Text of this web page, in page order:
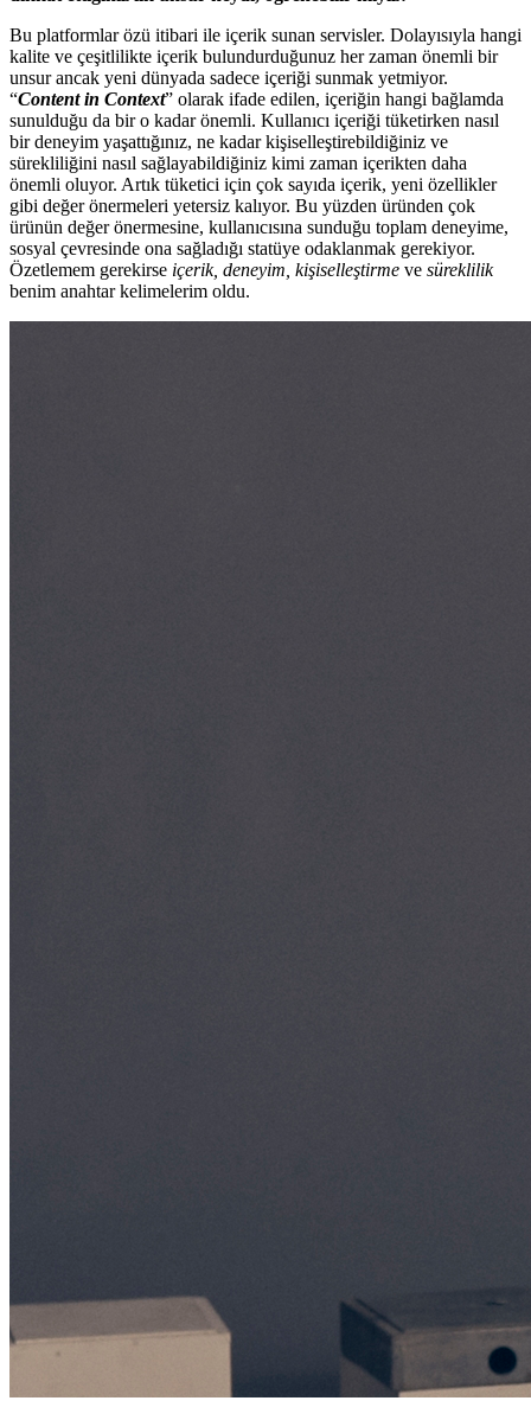
Bu platformlar özü itibari ile içerik sunan servisler. Dolayısıyla hangi
kalite ve çeşitlilikte içerik bulundurduğunuz her zaman önemli bir
unsur ancak yeni dünyada sadece içeriği sunmak yetmiyor.
“Content in Context” olarak ifade edilen, içeriğin hangi bağlamda
sunulduğu da bir o kadar önemli. Kullanıcı içeriği tüketirken nasıl
bir deneyim yaşattığınız, ne kadar kişiselleştirebildiğiniz ve
sürekliliğini nasıl sağlayabildiğiniz kimi zaman içerikten daha
önemli oluyor. Artık tüketici için çok sayıda içerik, yeni özellikler
gibi değer önermeleri yetersiz kalıyor. Bu yüzden üründen çok
ürünün değer önermesine, kullanıcısına sunduğu toplam deneyime,
sosyal çevresinde ona sağladığı statüye odaklanmak gerekiyor.
Özetlemem gerekirse içerik, deneyim, kişiselleştirme ve süreklilik
benim anahtar kelimelerim oldu.